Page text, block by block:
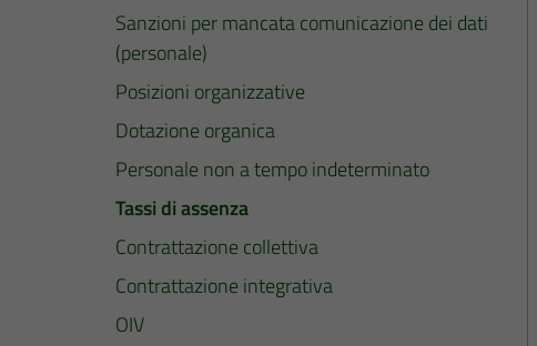
Sanzioni per mancata comunicazione dei dati
(personale)
Posizioni organizzative
Dotazione organica
Personale non a tempo indeterminato
Tassi di assenza
Contrattazione collettiva
Contrattazione integrativa
OIV